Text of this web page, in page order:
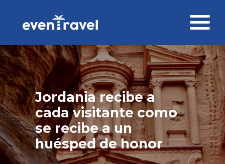
Destinos
Perfil del viajero
Viajes corporativos
Ofertas
Blog
Jordania recibe a
cada visitante como
se recibe a un
huésped de honor